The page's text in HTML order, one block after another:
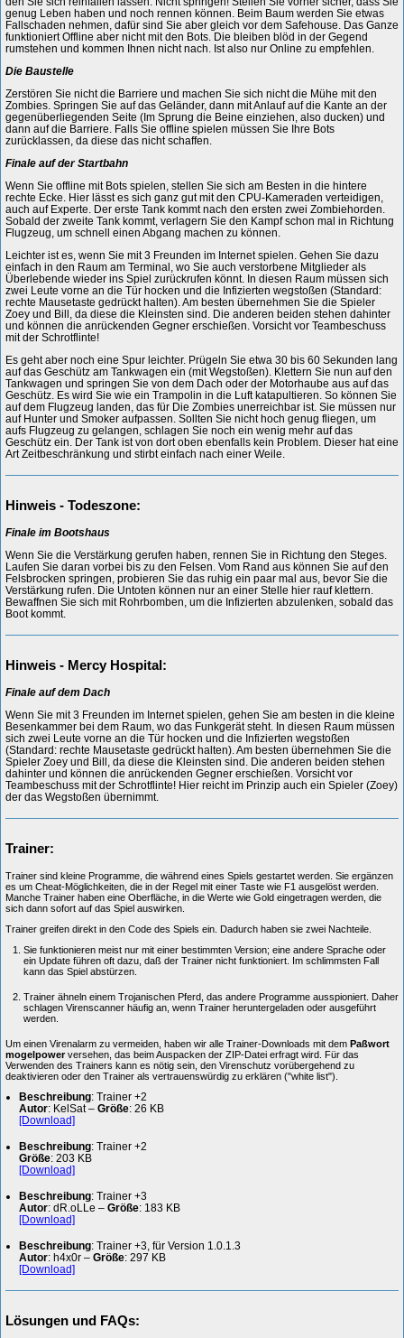
genug Leben haben und noch rennen können. Beim Baum werden Sie etwas
Fallschaden nehmen, dafür sind Sie aber gleich vor dem Safehouse. Das Ganze
funktioniert Offline aber nicht mit den Bots. Die bleiben blöd in der Gegend
rumstehen und kommen Ihnen nicht nach. Ist also nur Online zu empfehlen.
Die Baustelle
Zerstören Sie nicht die Barriere und machen Sie sich nicht die Mühe mit den
Zombies. Springen Sie auf das Geländer, dann mit Anlauf auf die Kante an der
gegenüberliegenden Seite (Im Sprung die Beine einziehen, also ducken) und
dann auf die Barriere. Falls Sie offline spielen müssen Sie Ihre Bots
zurücklassen, da diese das nicht schaffen.
Finale auf der Startbahn
Wenn Sie offline mit Bots spielen, stellen Sie sich am Besten in die hintere
rechte Ecke. Hier lässt es sich ganz gut mit den CPU-Kameraden verteidigen,
auch auf Experte. Der erste Tank kommt nach den ersten zwei Zombiehorden.
Sobald der zweite Tank kommt, verlagern Sie den Kampf schon mal in Richtung
Flugzeug, um schnell einen Abgang machen zu können.
Leichter ist es, wenn Sie mit 3 Freunden im Internet spielen. Gehen Sie dazu
einfach in den Raum am Terminal, wo Sie auch verstorbene Mitglieder als
Überlebende wieder ins Spiel zurückrufen könnt. In diesen Raum müssen sich
zwei Leute vorne an die Tür hocken und die Infizierten wegstoßen (Standard:
rechte Mausetaste gedrückt halten). Am besten übernehmen Sie die Spieler
Zoey und Bill, da diese die Kleinsten sind. Die anderen beiden stehen dahinter
und können die anrückenden Gegner erschießen. Vorsicht vor Teambeschuss
mit der Schrotflinte!
Es geht aber noch eine Spur leichter. Prügeln Sie etwa 30 bis 60 Sekunden lang
auf das Geschütz am Tankwagen ein (mit Wegstoßen). Klettern Sie nun auf den
Tankwagen und springen Sie von dem Dach oder der Motorhaube aus auf das
Geschütz. Es wird Sie wie ein Trampolin in die Luft katapultieren. So können Sie
auf dem Flugzeug landen, das für Die Zombies unerreichbar ist. Sie müssen nur
auf Hunter und Smoker aufpassen. Sollten Sie nicht hoch genug fliegen, um
aufs Flugzeug zu gelangen, schlagen Sie noch ein wenig mehr auf das
Geschütz ein. Der Tank ist von dort oben ebenfalls kein Problem. Dieser hat eine
Art Zeitbeschränkung und stirbt einfach nach einer Weile.
Hinweis - Todeszone:
Finale im Bootshaus
Wenn Sie die Verstärkung gerufen haben, rennen Sie in Richtung den Steges.
Laufen Sie daran vorbei bis zu den Felsen. Vom Rand aus können Sie auf den
Felsbrocken springen, probieren Sie das ruhig ein paar mal aus, bevor Sie die
Verstärkung rufen. Die Untoten können nur an einer Stelle hier rauf klettern.
Bewaffnen Sie sich mit Rohrbomben, um die Infizierten abzulenken, sobald das
Boot kommt.
Hinweis - Mercy Hospital:
Finale auf dem Dach
Wenn Sie mit 3 Freunden im Internet spielen, gehen Sie am besten in die kleine
Besenkammer bei dem Raum, wo das Funkgerät steht. In diesen Raum müssen
sich zwei Leute vorne an die Tür hocken und die Infizierten wegstoßen
(Standard: rechte Mausetaste gedrückt halten). Am besten übernehmen Sie die
Spieler Zoey und Bill, da diese die Kleinsten sind. Die anderen beiden stehen
dahinter und können die anrückenden Gegner erschießen. Vorsicht vor
Teambeschuss mit der Schrotflinte! Hier reicht im Prinzip auch ein Spieler (Zoey)
der das Wegstoßen übernimmt.
Trainer:
Trainer sind kleine Programme, die während eines Spiels gestartet werden. Sie ergänzen
es um Cheat-Möglichkeiten, die in der Regel mit einer Taste wie F1 ausgelöst werden.
Manche Trainer haben eine Oberfläche, in die Werte wie Gold eingetragen werden, die
sich dann sofort auf das Spiel auswirken.
Trainer greifen direkt in den Code des Spiels ein. Dadurch haben sie zwei Nachteile.
Sie funktionieren meist nur mit einer bestimmten Version; eine andere Sprache oder
ein Update führen oft dazu, daß der Trainer nicht funktioniert. Im schlimmsten Fall
kann das Spiel abstürzen.
Trainer ähneln einem Trojanischen Pferd, das andere Programme ausspioniert. Daher
schlagen Virenscanner häufig an, wenn Trainer heruntergeladen oder ausgeführt
werden.
Um einen Virenalarm zu vermeiden, haben wir alle Trainer-Downloads mit dem Paßwort
mogelpowerversehen, das beim Auspacken der ZIP-Datei erfragt wird. Für das
Verwenden des Trainers kann es nötig sein, den Virenschutz vorübergehend zu
deaktivieren oder den Trainer als vertrauenswürdig zu erklären ("white list").
Beschreibung: Trainer +2
Autor: KelSat – Größe: 26 KB
[Download]
Beschreibung: Trainer +2
Größe: 203 KB
[Download]
Beschreibung: Trainer +3
Autor: dR.oLLe – Größe: 183 KB
[Download]
Beschreibung: Trainer +3, für Version 1.0.1.3
Autor: h4x0r – Größe: 297 KB
[Download]
Lösungen und FAQs: